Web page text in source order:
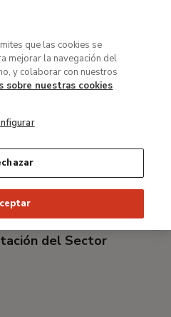
del servicio
de materiales
"Georgia
único:
del Sector
que las cookies se
mejorar la navegación del
y colaborar con nuestros
sobre nuestras cookies